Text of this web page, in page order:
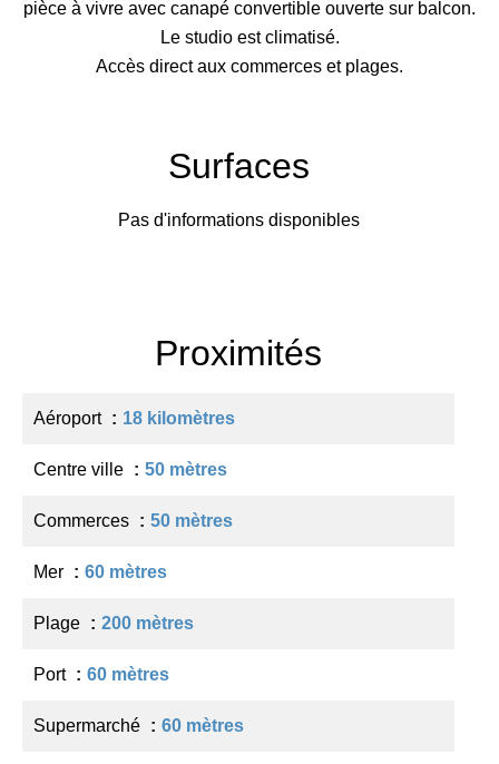
pièce à vivre avec canapé convertible ouverte sur balcon.
Le studio est climatisé.
Accès direct aux commerces et plages.
Surfaces
Pas d'informations disponibles
Proximités
Aéroport 18 kilomètres
Centre ville 50 mètres
Commerces 50 mètres
Mer 60 mètres
Plage 200 mètres
Port 60 mètres
Supermarché 60 mètres